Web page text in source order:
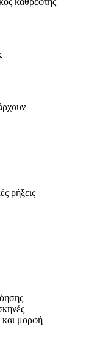
ρήξεις
μορφή